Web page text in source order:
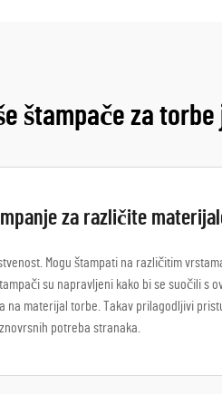
štampače za
za različite
Mogu štampati na različitim
su napravljeni kako bi se suočili s
materijal torbe. Takav prilagodljivi
potreba stranaka.